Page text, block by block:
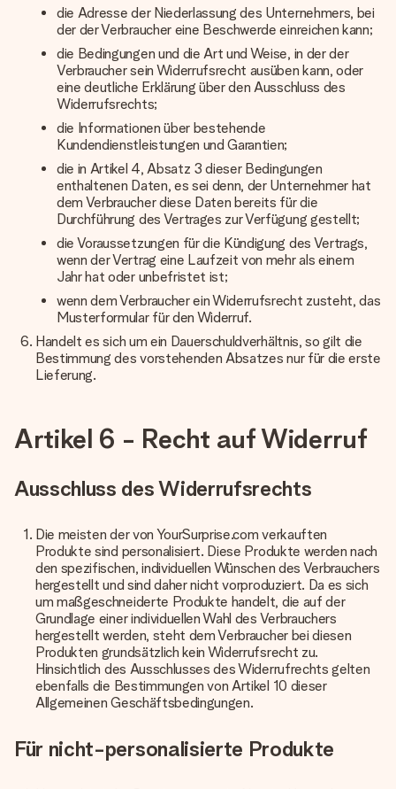
die Adresse der Niederlassung des Unternehmers, bei
der der Verbraucher eine Beschwerde einreichen kann;
die Bedingungen und die Art und Weise, in der der
Verbraucher sein Widerrufsrecht ausüben kann, oder
eine deutliche Erklärung über den Ausschluss des
Widerrufsrechts;
die Informationen über bestehende
Kundendienstleistungen und Garantien;
die in Artikel 4, Absatz 3 dieser Bedingungen
enthaltenen Daten, es sei denn, der Unternehmer hat
dem Verbraucher diese Daten bereits für die
Durchführung des Vertrages zur Verfügung gestellt;
die Voraussetzungen für die Kündigung des Vertrags,
wenn der Vertrag eine Laufzeit von mehr als einem
Jahr hat oder unbefristet ist;
wenn dem Verbraucher ein Widerrufsrecht zusteht, das
Musterformular für den Widerruf.
Handelt es sich um ein Dauerschuldverhältnis, so gilt die
Bestimmung des vorstehenden Absatzes nur für die erste
Lieferung.
Artikel 6 - Recht auf Widerruf
Ausschluss des Widerrufsrechts
Die meisten der von YourSurprise.com verkauften
Produkte sind personalisiert. Diese Produkte werden nach
den spezifischen, individuellen Wünschen des Verbrauchers
hergestellt und sind daher nicht vorproduziert. Da es sich
um maßgeschneiderte Produkte handelt, die auf der
Grundlage einer individuellen Wahl des Verbrauchers
hergestellt werden, steht dem Verbraucher bei diesen
Produkten grundsätzlich kein Widerrufsrecht zu.
Hinsichtlich des Ausschlusses des Widerrufrechts gelten
ebenfalls die Bestimmungen von Artikel 10 dieser
Allgemeinen Geschäftsbedingungen.
Für nicht-personalisierte Produkte